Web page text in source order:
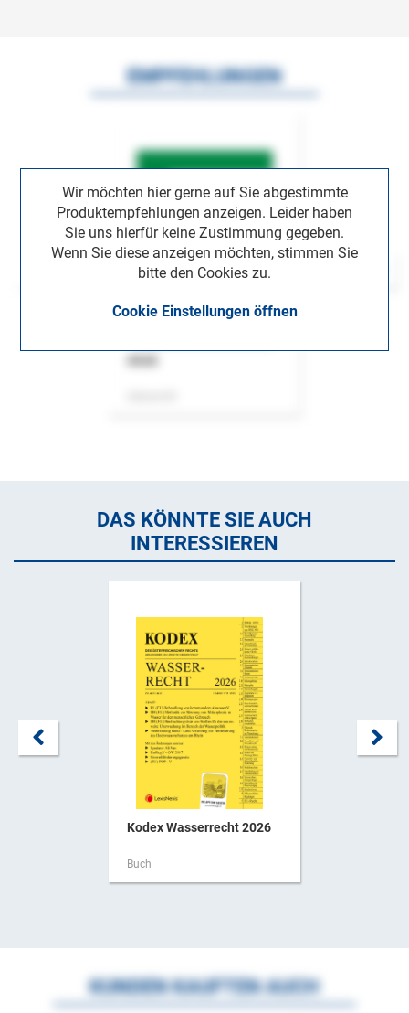
Wir möchten hier gerne auf Sie abgestimmte
Produktempfehlungen anzeigen. Leider haben
Sie uns hierfür keine Zustimmung gegeben.
Wenn Sie diese anzeigen möchten, stimmen Sie
bitte den Cookies zu.
Cookie Einstellungen öffnen
EMPFEHLUNGEN
DAS KÖNNTE SIE AUCH
INTERESSIEREN
Kodex Wasserrecht 2026
Buch
KUNDEN KAUFTEN AUCH